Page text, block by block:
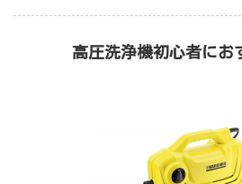
高圧洗浄機初心者にお